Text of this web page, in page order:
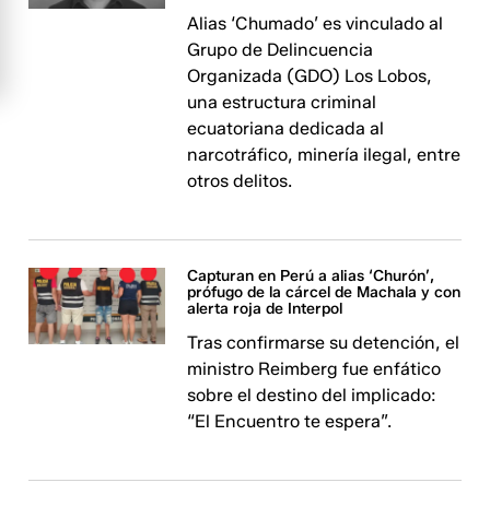
Alias ‘Chumado’ es vinculado al
Grupo de Delincuencia
Organizada (GDO) Los Lobos,
una estructura criminal
ecuatoriana dedicada al
narcotráfico, minería ilegal, entre
otros delitos.
Capturan en Perú a alias ‘Churón’,
prófugo de la cárcel de Machala y con
alerta roja de Interpol
Tras confirmarse su detención, el
ministro Reimberg fue enfático
sobre el destino del implicado:
“El Encuentro te espera”.